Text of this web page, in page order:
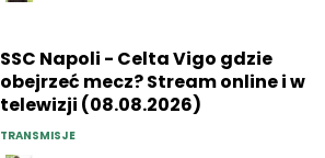
SSC Napoli - Celta Vigo gdzie
obejrzeć mecz? Stream online i w
telewizji (08.08.2026)
TRANSMISJE